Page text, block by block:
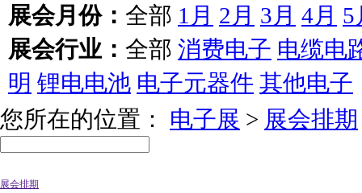
展会月份： 全部 1月 2月 3月 4月 5
展会行业： 全部 消费电子 电缆电
明 锂电电池 电子元器件 其他电子
您所在的位置： 电子展 > 展会排期
展会排期